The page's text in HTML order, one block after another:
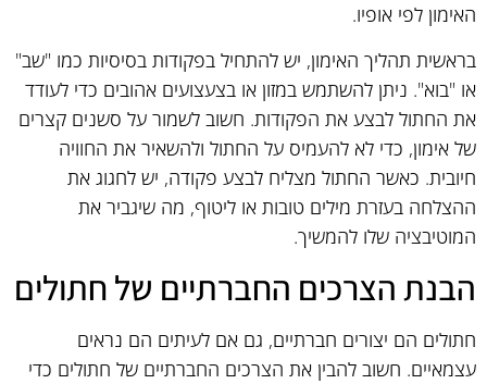
האימון לפי אופיו.
בראשית תהליך האימון, יש להתחיל בפקודות בסיסיות כמו "שב"
או "בוא". ניתן להשתמש במזון או בצעצועים אהובים כדי לעודד
את החתול לבצע את הפקודות. חשוב לשמור על סשנים קצרים
של אימון, כדי לא להעמיס על החתול ולהשאיר את החוויה
חיובית. כאשר החתול מצליח לבצע פקודה, יש לחגוג את
ההצלחה בעזרת מילים טובות או ליטוף, מה שיגביר את
המוטיבציה שלו להמשיך.
הבנת הצרכים החברתיים של חתולים
חתולים הם יצורים חברתיים, גם אם לעיתים הם נראים
עצמאיים. חשוב להבין את הצרכים החברתיים של חתולים כדי